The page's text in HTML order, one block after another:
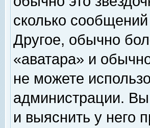
сколько
Другое, обычно
«аватара» и
не можете
администрации. Вы
и выяснить у него